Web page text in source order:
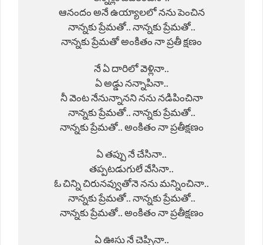
ఆనందం అనే ఉయ్యాలలో నను పెంచిన
నాన్నకు ప్రేమతో.. నాన్నకు ప్రేమతో..
నాన్నకు ప్రేమతో అంకితం నా ప్రతీ క్షణం
నే ఏ దారిలో వెళ్లినా..
ఏ అడ్డు నన్నాపినా..
నీ వెంట నేనున్నానని నను నడిపించినా
నాన్నకు ప్రేమతో.. నాన్నకు ప్రేమతో..
నాన్నకు ప్రేమతో.. అంకితం నా ప్రతీక్షణం
ఏ తప్పు నే చేసినా..
తప్పటడుగులే వేసినా..
ఓ చిన్ని చిరునవ్వుతోనె నను మన్నించినా..
నాన్నకు ప్రేమతో.. నాన్నకు ప్రేమతో..
నాన్నకు ప్రేమతో.. అంకితం నా ప్రతీక్షణం
ఏ ఊసు నే చెప్పినా..